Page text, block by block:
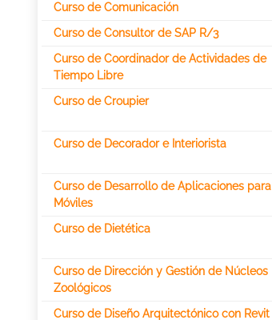
Curso de Comunicación
Curso de Consultor de SAP R/3
Curso de Coordinador de Actividades de
Tiempo Libre
Curso de Croupier
Curso de Decorador e Interiorista
Curso de Desarrollo de Aplicaciones para
Móviles
Curso de Dietética
Curso de Dirección y Gestión de Núcleos
Zoológicos
Curso de Diseño Arquitectónico con Revit